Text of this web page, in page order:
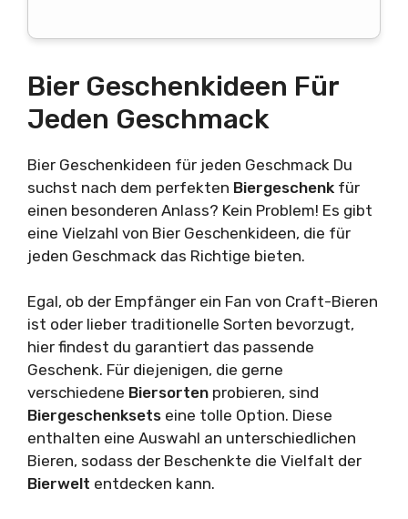
Bier Geschenkideen Für
Jeden Geschmack
Bier Geschenkideen für jeden Geschmack Du
suchst nach dem perfekten Biergeschenk für
einen besonderen Anlass? Kein Problem! Es gibt
eine Vielzahl von Bier Geschenkideen, die für
jeden Geschmack das Richtige bieten.
Egal, ob der Empfänger ein Fan von Craft-Bieren
ist oder lieber traditionelle Sorten bevorzugt,
hier findest du garantiert das passende
Geschenk. Für diejenigen, die gerne
verschiedene Biersorten probieren, sind
Biergeschenksets eine tolle Option. Diese
enthalten eine Auswahl an unterschiedlichen
Bieren, sodass der Beschenkte die Vielfalt der
Bierwelt entdecken kann.